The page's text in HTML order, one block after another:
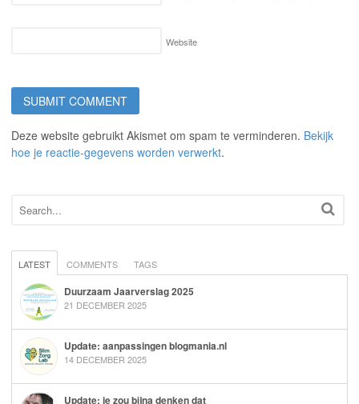
Website
Deze website gebruikt Akismet om spam te verminderen. Bekijk
hoe je reactie-gegevens worden verwerkt.
LATEST COMMENTS TAGS
Duurzaam Jaarverslag 2025
21 DECEMBER 2025
Update: aanpassingen blogmania.nl
14 DECEMBER 2025
Update: je zou bijna denken dat